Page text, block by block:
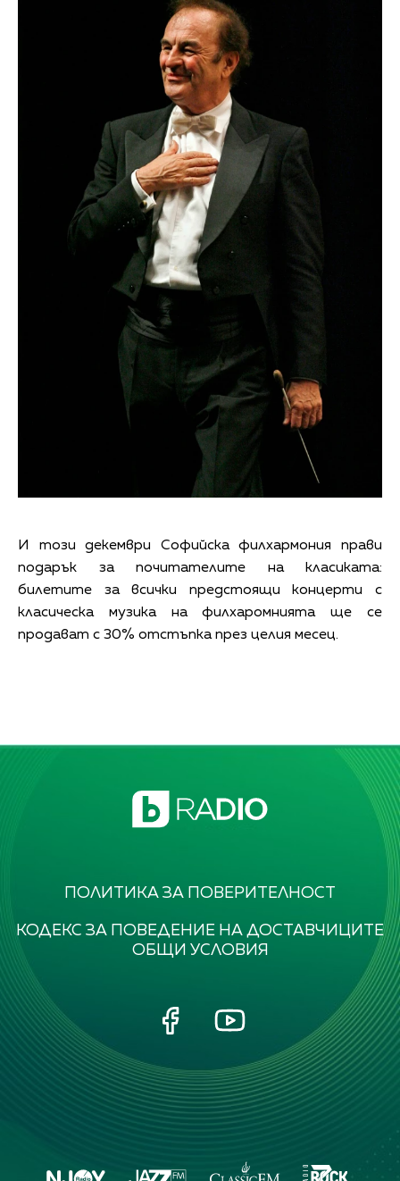
И този декември Софийска филхармония прави
подарък за почитателите на класиката:
билетите за всички предстоящи концерти с
класическа музика на филхаромнията ще се
продават с 30% отстъпка през целия месец.
ПОЛИТИКА ЗА ПОВЕРИТЕЛНОСТ
КОДЕКС ЗА ПОВЕДЕНИЕ НА ДОСТАВЧИЦИТЕ
ОБЩИ УСЛОВИЯ